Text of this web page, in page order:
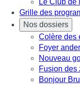
Grille des
Nos dossiers
Colère des
Foyer
Nouveau
Fusion des
Bonjour